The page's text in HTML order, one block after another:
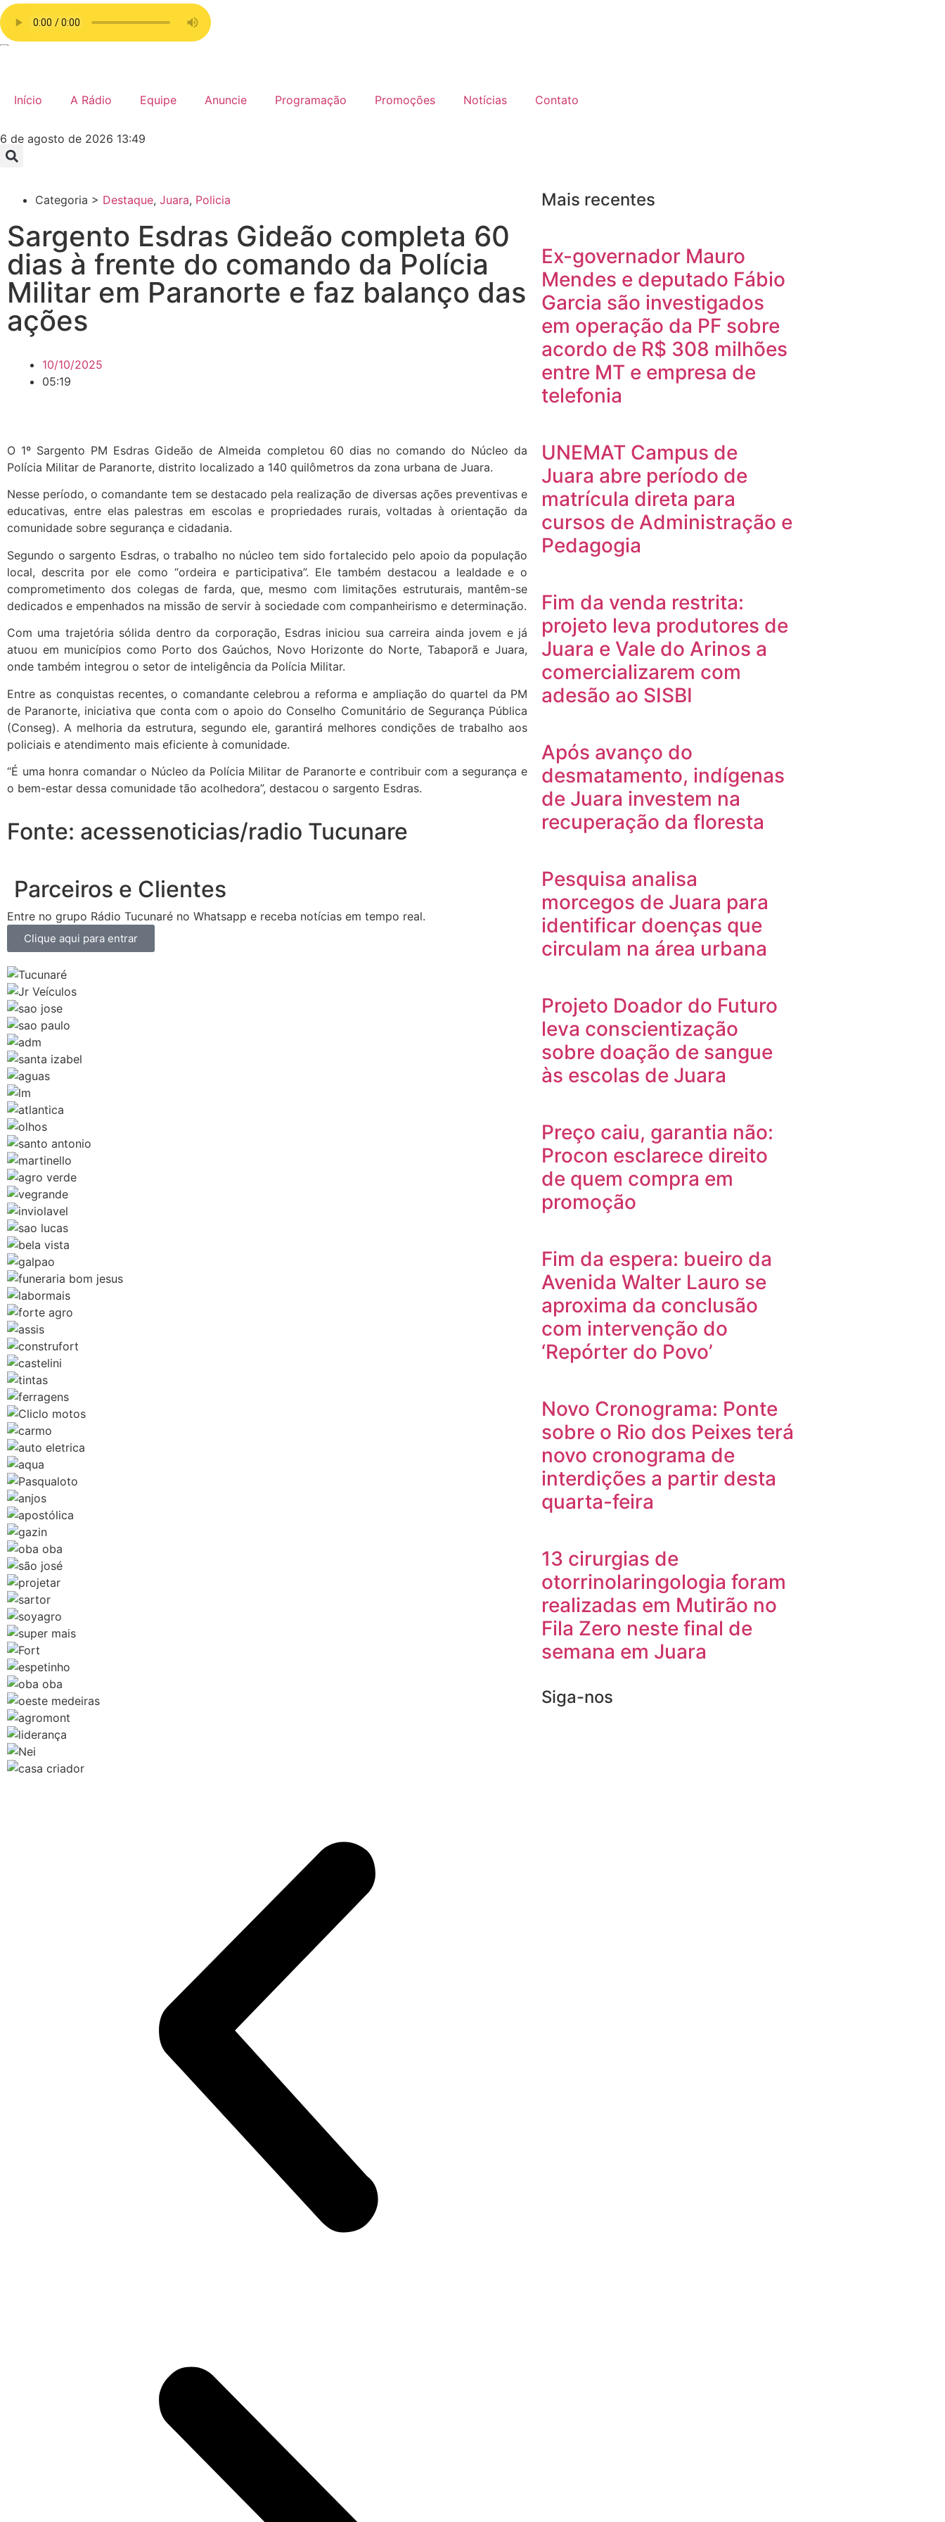
Início A Rádio Equipe Anuncie Programação Promoções Notícias Contato
6 de agosto de 2026 13:49
Categoria > Destaque, Juara, Policia
Sargento Esdras Gideão completa 60
dias à frente do comando da Polícia
Militar em Paranorte e faz balanço das
ações
10/10/2025
05:19
O 1º Sargento PM Esdras Gideão de Almeida completou 60 dias no comando do Núcleo da
Polícia Militar de Paranorte, distrito localizado a 140 quilômetros da zona urbana de Juara.
Nesse período, o comandante tem se destacado pela realização de diversas ações preventivas e
educativas, entre elas palestras em escolas e propriedades rurais, voltadas à orientação da
comunidade sobre segurança e cidadania.
Segundo o sargento Esdras, o trabalho no núcleo tem sido fortalecido pelo apoio da população
local, descrita por ele como “ordeira e participativa”. Ele também destacou a lealdade e o
comprometimento dos colegas de farda, que, mesmo com limitações estruturais, mantêm-se
dedicados e empenhados na missão de servir à sociedade com companheirismo e determinação.
Com uma trajetória sólida dentro da corporação, Esdras iniciou sua carreira ainda jovem e já
atuou em municípios como Porto dos Gaúchos, Novo Horizonte do Norte, Tabaporã e Juara,
onde também integrou o setor de inteligência da Polícia Militar.
Entre as conquistas recentes, o comandante celebrou a reforma e ampliação do quartel da PM
de Paranorte, iniciativa que conta com o apoio do Conselho Comunitário de Segurança Pública
(Conseg). A melhoria da estrutura, segundo ele, garantirá melhores condições de trabalho aos
policiais e atendimento mais eficiente à comunidade.
“É uma honra comandar o Núcleo da Polícia Militar de Paranorte e contribuir com a segurança e
o bem-estar dessa comunidade tão acolhedora”, destacou o sargento Esdras.
Fonte: acessenoticias/radio Tucunare
Parceiros e Clientes
Entre no grupo Rádio Tucunaré no Whatsapp e receba notícias em tempo real.
Clique aqui para entrar
Mais recentes
Ex-governador Mauro
Mendes e deputado Fábio
Garcia são investigados
em operação da PF sobre
acordo de R$ 308 milhões
entre MT e empresa de
telefonia
UNEMAT Campus de
Juara abre período de
matrícula direta para
cursos de Administração e
Pedagogia
Fim da venda restrita:
projeto leva produtores de
Juara e Vale do Arinos a
comercializarem com
adesão ao SISBI
Após avanço do
desmatamento, indígenas
de Juara investem na
recuperação da floresta
Pesquisa analisa
morcegos de Juara para
identificar doenças que
circulam na área urbana
Projeto Doador do Futuro
leva conscientização
sobre doação de sangue
às escolas de Juara
Preço caiu, garantia não:
Procon esclarece direito
de quem compra em
promoção
Fim da espera: bueiro da
Avenida Walter Lauro se
aproxima da conclusão
com intervenção do
‘Repórter do Povo’
Novo Cronograma: Ponte
sobre o Rio dos Peixes terá
novo cronograma de
interdições a partir desta
quarta-feira
13 cirurgias de
otorrinolaringologia foram
realizadas em Mutirão no
Fila Zero neste final de
semana em Juara
Siga-nos